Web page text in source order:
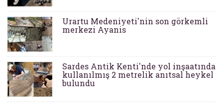
Urartu Medeniyeti'nin son görkemli
merkezi Ayanis
Sardes Antik Kenti'nde yol inşaatında
kullanılmış 2 metrelik anıtsal heykel
bulundu